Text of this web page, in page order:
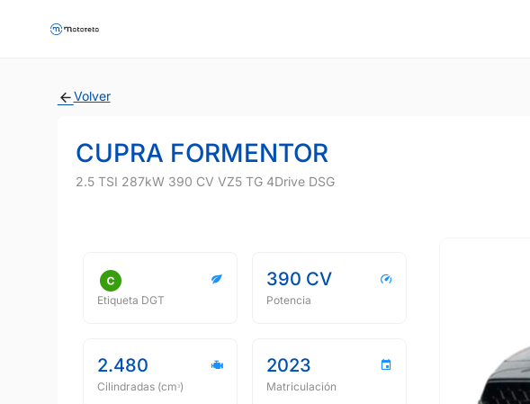
Volver
CUPRA FORMENTOR
2.5 TSI 287kW 390 CV VZ5 TG 4Drive DSG
Etiqueta DGT
390 CV
Potencia
2.480
Cilindradas (cmᵌ)
2023
Matriculación